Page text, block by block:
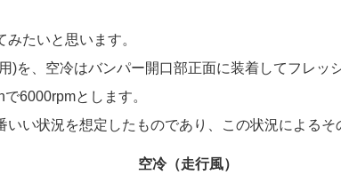
たいと思います。
)を、空冷はバンパー開口部正面に装着してフレッ
6000rpmとします。
い状況を想定したものであり、この状況によるそ
空冷（走行風）